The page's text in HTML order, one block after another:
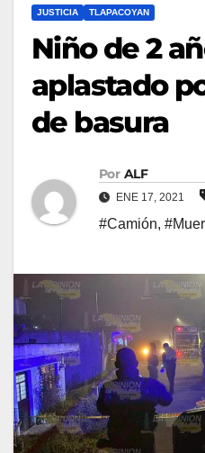
JUSTICIA TLAPACOYAN
Niño de 2
aplastado
de basura
Por ALF
ENE 17, 2021
#Camión,